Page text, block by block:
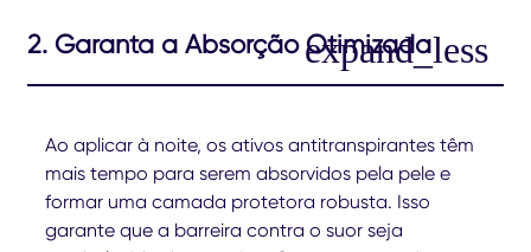
2. Garanta a Absorção Otimizada
Ao aplicar à noite, os ativos antitranspirantes têm
mais tempo para serem absorvidos pela pele e
formar uma camada protetora robusta. Isso
garante que a barreira contra o suor seja